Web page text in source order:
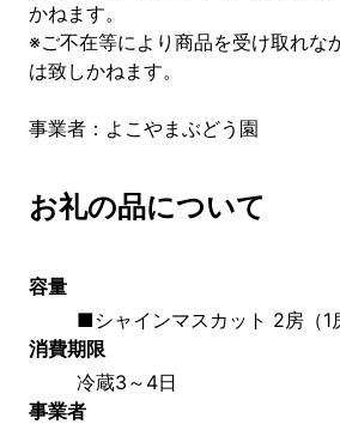
かねます。
※ご不在等により商品を受け取れな
は致しかねます。
事業者：よこやまぶどう園
お礼の品について
容量
■シャインマスカット 2房（1
消費期限
冷蔵3～4日
事業者